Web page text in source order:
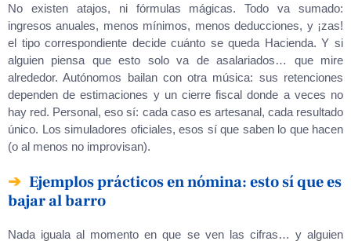
No existen atajos, ni fórmulas mágicas. Todo va sumado:
ingresos anuales, menos mínimos, menos deducciones, y ¡zas!
el tipo correspondiente decide cuánto se queda Hacienda. Y si
alguien piensa que esto solo va de asalariados… que mire
alrededor. Autónomos bailan con otra música: sus retenciones
dependen de estimaciones y un cierre fiscal donde a veces no
hay red. Personal, eso sí: cada caso es artesanal, cada resultado
único. Los simuladores oficiales, esos sí que saben lo que hacen
(o al menos no improvisan).
Ejemplos prácticos en nómina: esto sí que es
bajar al barro
Nada iguala al momento en que se ven las cifras… y alguien